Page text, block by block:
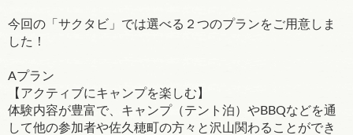
今回の「サクタビ」では選べる２つのプランをご用意しま
した！
Aプラン
【アクティブにキャンプを楽しむ】
体験内容が豊富で、キャンプ（テント泊）やBBQなどを通
して他の参加者や佐久穂町の方々と沢山関わることができ